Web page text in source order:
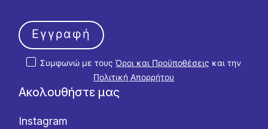
Ακολουθήστε μας
Instagram
Συμφωνώ με τουςΌροι και Προϋποθέσεις και την
Πολιτική Απορρήτου
Εγγραφή